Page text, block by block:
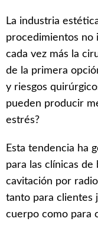
La industria
procedimientos no
cada vez más la
de la primera
y riesgos
pueden producir
estrés?
Esta tendencia ha
para las clínicas de
cavitación por
tanto para clientes
cuerpo como para